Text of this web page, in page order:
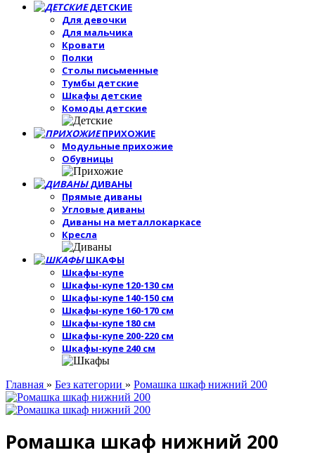
ДЕТСКИЕ
Для девочки
Для мальчика
Кровати
Полки
Столы письменные
Тумбы детские
Шкафы детские
Комоды детские
ПРИХОЖИЕ
Модульные прихожие
Обувницы
ДИВАНЫ
Прямые диваны
Угловые диваны
Диваны на металлокаркасе
Кресла
ШКАФЫ
Шкафы-купе
Шкафы-купе 120-130 см
Шкафы-купе 140-150 см
Шкафы-купе 160-170 см
Шкафы-купе 180 см
Шкафы-купе 200-220 см
Шкафы-купе 240 см
Главная » Без категории » Ромашка шкаф нижний 200
Ромашка шкаф нижний 200